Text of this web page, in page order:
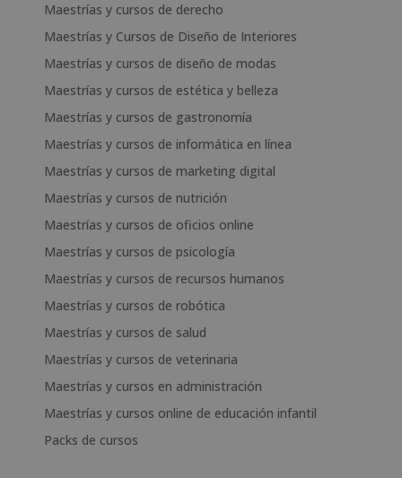
Maestrías y cursos de derecho
Maestrías y Cursos de Diseño de Interiores
Maestrías y cursos de diseño de modas
Maestrías y cursos de estética y belleza
Maestrías y cursos de gastronomía
Maestrías y cursos de informática en línea
Maestrías y cursos de marketing digital
Maestrías y cursos de nutrición
Maestrías y cursos de oficios online
Maestrías y cursos de psicología
Maestrías y cursos de recursos humanos
Maestrías y cursos de robótica
Maestrías y cursos de salud
Maestrías y cursos de veterinaria
Maestrías y cursos en administración
Maestrías y cursos online de educación infantil
Packs de cursos